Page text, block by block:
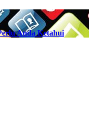
Anda Ketahui